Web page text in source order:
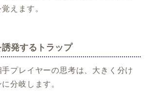
えます。
発するトラップ
プレイヤーの思考は、大きく分け
分岐します。